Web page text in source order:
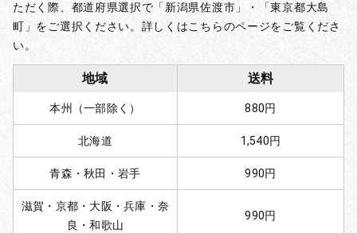
ただく際、都道府県選択で「新潟県佐渡市」・「東京都大島
町」をご選択ください。詳しくはこちらのページをご覧くださ
い。
地域 送料
本州（一部除く） 880円
北海道 1,540円
青森・秋田・岩手 990円
滋賀・京都・大阪・兵庫・奈
良・和歌山
990円